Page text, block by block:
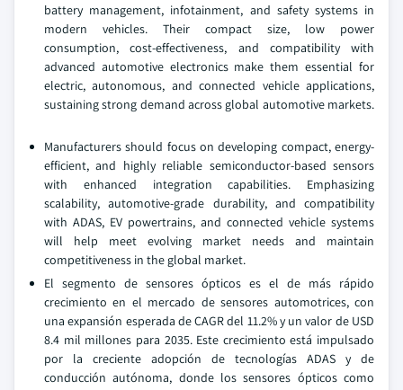
battery management, infotainment, and safety systems in
modern vehicles. Their compact size, low power
consumption, cost-effectiveness, and compatibility with
advanced automotive electronics make them essential for
electric, autonomous, and connected vehicle applications,
sustaining strong demand across global automotive markets.
Manufacturers should focus on developing compact, energy-
efficient, and highly reliable semiconductor-based sensors
with enhanced integration capabilities. Emphasizing
scalability, automotive-grade durability, and compatibility
with ADAS, EV powertrains, and connected vehicle systems
will help meet evolving market needs and maintain
competitiveness in the global market.
El segmento de sensores ópticos es el de más rápido
crecimiento en el mercado de sensores automotrices, con
una expansión esperada de CAGR del 11.2% y un valor de USD
8.4 mil millones para 2035. Este crecimiento está impulsado
por la creciente adopción de tecnologías ADAS y de
conducción autónoma, donde los sensores ópticos como